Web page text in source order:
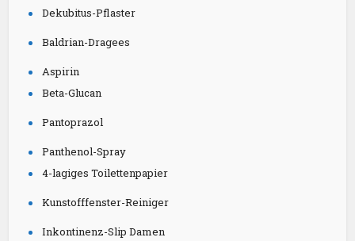
Dekubitus-Pflaster
Baldrian-Dragees
Aspirin
Beta-Glucan
Pantoprazol
Panthenol-Spray
4-lagiges Toilettenpapier
Kunstofffenster-Reiniger
Inkontinenz-Slip Damen